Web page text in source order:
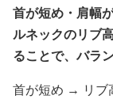
首が短め・肩幅
ルネックのリブ
ることで、バラ
首が短め → リブ